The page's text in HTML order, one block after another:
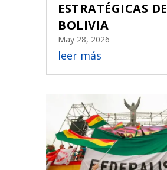
ESTRATÉGICAS DE
BOLIVIA
May 28, 2026
leer más